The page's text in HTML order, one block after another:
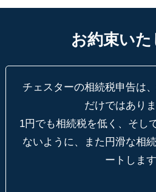
お約束い
チェスターの相続税申告は
だけではありま
1円でも相続税を低く、そし
ないように、
また円滑な相
ートします